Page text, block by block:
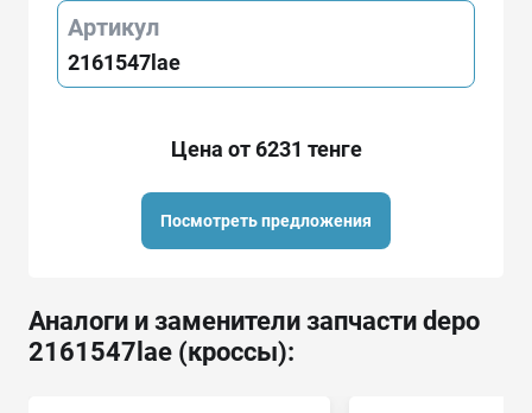
Артикул
2161547lae
Цена от 6231 тенге
Посмотреть предложения
Аналоги и заменители запчасти depo
2161547lae (кроссы):